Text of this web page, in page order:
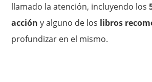
llamado la atención, incluyendo los
acción y alguno de los libros
profundizar en el mismo.